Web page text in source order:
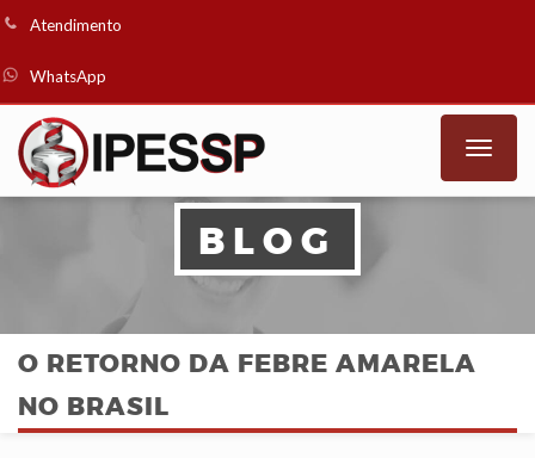
Atendimento
WhatsApp
Toggle
BLOG
O RETORNO DA FEBRE AMARELA
NO BRASIL